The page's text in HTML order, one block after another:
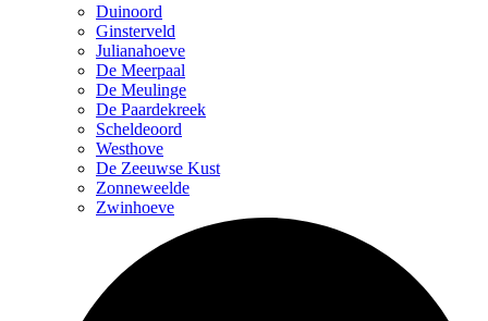
Duinoord
Ginsterveld
Julianahoeve
De Meerpaal
De Meulinge
De Paardekreek
Scheldeoord
Westhove
De Zeeuwse Kust
Zonneweelde
Zwinhoeve